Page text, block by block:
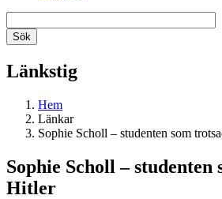
Länkstig
Hem
Länkar
Sophie Scholl – studenten som
Sophie Scholl – studenten
Hitler